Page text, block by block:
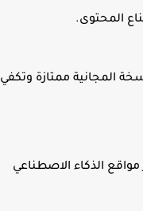
المحتوى.
المجانية ممتازة وتكفي
الذكاء الاصطناعي